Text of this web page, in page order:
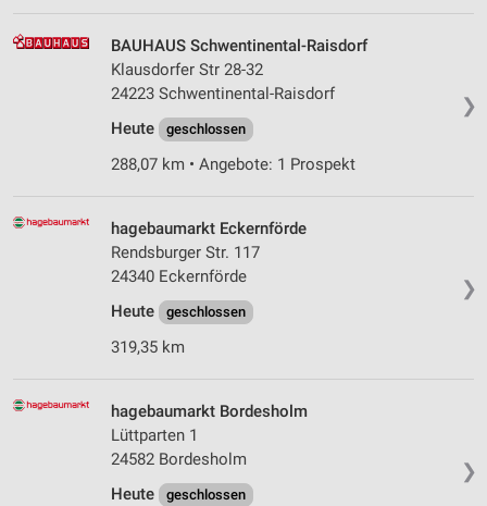
❯
BAUHAUS Schwentinental-Raisdorf
Klausdorfer Str 28-32
24223 Schwentinental-Raisdorf
Heute
geschlossen
288,07 km • Angebote: 1 Prospekt
❯
hagebaumarkt Eckernförde
Rendsburger Str. 117
24340 Eckernförde
Heute
geschlossen
319,35 km
❯
hagebaumarkt Bordesholm
Lüttparten 1
24582 Bordesholm
Heute
geschlossen